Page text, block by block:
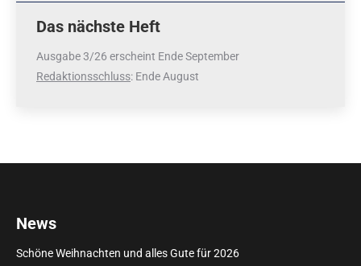
Das nächste Heft
Ausgabe 3/26 erscheint Ende September
Redaktionsschluss: Ende August
News
Schöne Weihnachten und alles Gute für 2026